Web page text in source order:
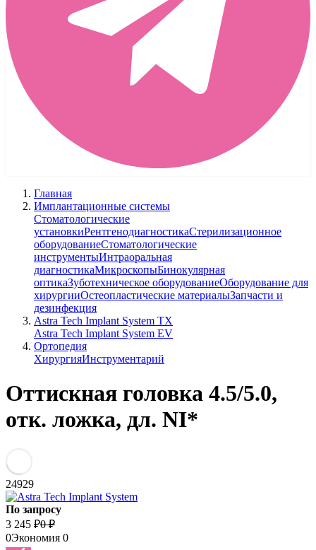
Главная
Имплантационные системы
Стоматологические
установкиРентгенодиагностикаСтерилизационное
оборудованиеСтоматологические
инструментыИнтраоральная
диагностикаМикроскопыБинокулярная
оптикаЗуботехническое оборудованиеОборудование для
хирургииОстеопластические материалыЗапчасти и
дезинфекция
Astra Tech Implant System TX
Astra Tech Implant System EV
Ортопедия
ХирургияИнструментарий
Оттискная головка 4.5/5.0,
отк. ложка, дл. NI*
24929
По запросу
3 245 ₽0 ₽
0Экономия 0